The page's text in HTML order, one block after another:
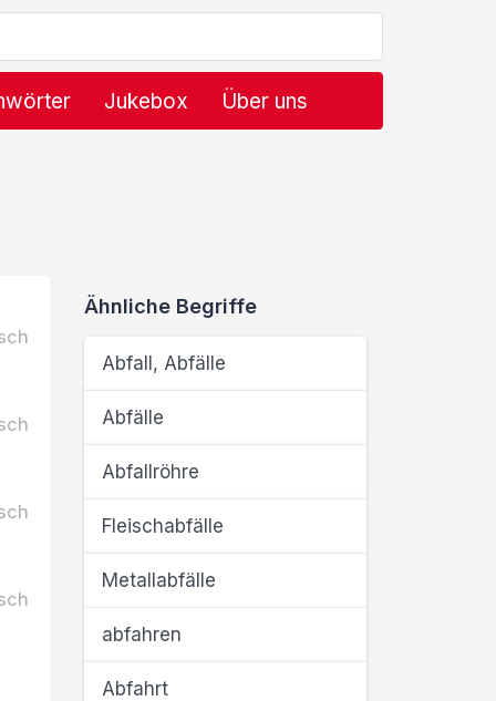
Jukebox Über uns
Ähnliche Begriffe
Abfall, Abfälle
Abfälle
Abfallröhre
Fleischabfälle
Metallabfälle
abfahren
Abfahrt